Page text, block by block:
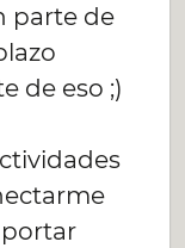
parte de
de eso ;)